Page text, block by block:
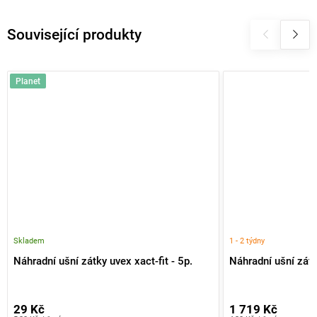
Související produkty
Planet
Náhradní ušní zátky uvex xact-fit - 5p.
Skladem
29 Kč
Náhradní ušní
1 - 2 týdny
1 719 Kč